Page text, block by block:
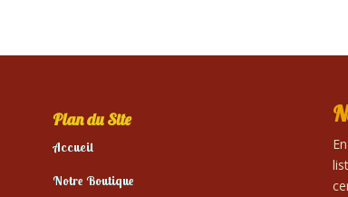
Plan du Site
Accueil
Notre Boutique